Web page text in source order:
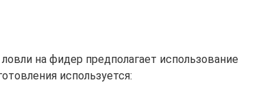
на фидер предполагает использование
используется: